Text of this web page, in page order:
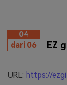
04
dari 06
EZ
URL: https://